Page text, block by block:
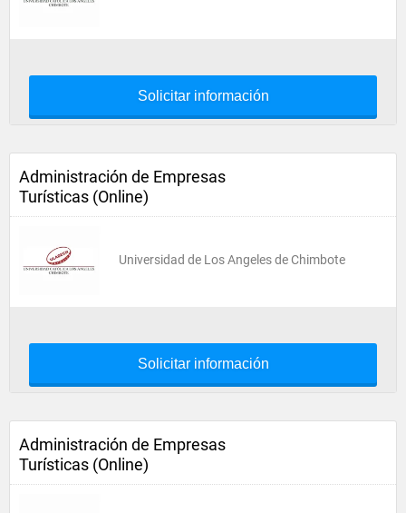
Solicitar información
Administración de Empresas
Turísticas (Online)
Universidad de Los Angeles de Chimbote
Solicitar información
Administración de Empresas
Turísticas (Online)